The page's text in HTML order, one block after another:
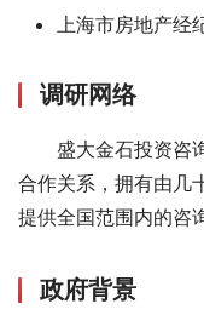
上海市房地产经
调研网络
盛大金石投资咨询
合作关系，拥有由几
提供全国范围内的咨
政府背景